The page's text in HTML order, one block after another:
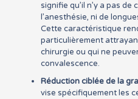
signifie qu’il n’y a pas
l’anesthésie, ni de
Cette caractéristique
particulièrement
chirurgie ou qui ne
convalescence.
Réduction ciblée de la
vise spécifiquement les